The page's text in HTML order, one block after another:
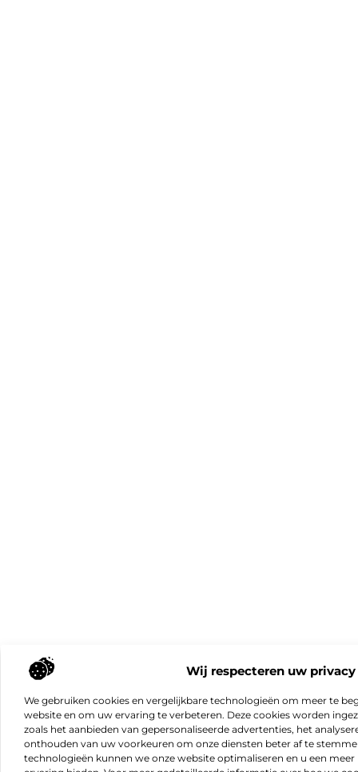
Wij respecteren uw privacy
We gebruiken cookies en vergelijkbare technologieën om meer te
website en om uw ervaring te verbeteren. Deze cookies worden
zoals het aanbieden van gepersonaliseerde advertenties, het
onthouden van uw voorkeuren om onze diensten beter af te
technologieën kunnen we onze website optimaliseren en u een